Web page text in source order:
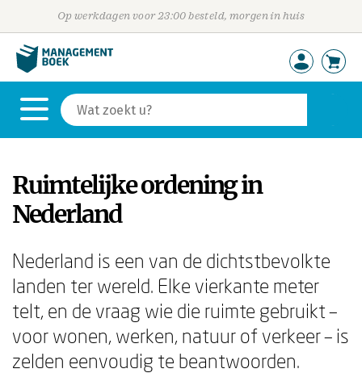
Op werkdagen voor 23:00 besteld, morgen in huis
Ruimtelijke ordening in
Nederland
Nederland is een van de dichtstbevolkte
landen ter wereld. Elke vierkante meter
telt, en de vraag wie die ruimte gebruikt –
voor wonen, werken, natuur of verkeer – is
zelden eenvoudig te beantwoorden.